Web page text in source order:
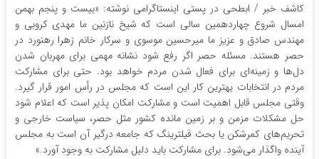
کاشف خبر / ابطحی در پستی اینستاگرامی نوشته: «بیست و پنجم بهمن
امسال شروع چهاردهمین سالی است که شیخ نازنین ما مهدی کروبی و
مهندس صادق و عزیز ما میرحسین موسوی و سرکار خانم زهرا رهنورد در
حصر هستند. مسئله حصر اگر رفع شود نشانه مهمی برای مهربان شدن
دل‌ها و زمینه‌ای برای فعال شدن مردم خواهد بود. حتی برای مشارکت
مردم در انتخابات یهترین کار این است که مجلس در رأس امور قرار گیرد.
وقتی مجلس قابل اهمیت است و مشارکت امکان پذیر است که اعلام شود
حل مشکلات مزمن و بر زمین مانده کشور مثل حصر، سیاست خارجی و
تحریم‌های کمرشکن یا بحث فیلترینگ که جامعه درگیر آن است به مجلس
آینده واگذار می‌شود. برای مشارکت باید دلیل مشارکت به وجود آورد.»